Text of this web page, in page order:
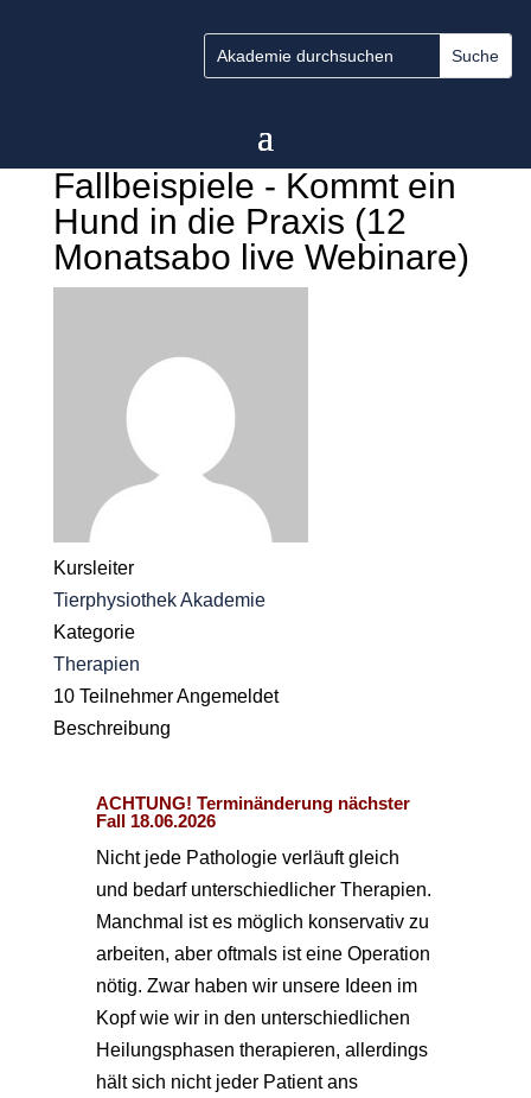
Fallbeispiele - Kommt ein
Hund in die Praxis (12
Monatsabo live Webinare)
Kursleiter
Tierphysiothek Akademie
Kategorie
Therapien
10 TeilnehmerAngemeldet
Beschreibung
ACHTUNG! Terminänderung nächster
Fall 18.06.2026
Nicht jede Pathologie verläuft gleich
und bedarf unterschiedlicher Therapien.
Manchmal ist es möglich konservativ zu
arbeiten, aber oftmals ist eine Operation
nötig. Zwar haben wir unsere Ideen im
Kopf wie wir in den unterschiedlichen
Heilungsphasen therapieren, allerdings
hält sich nicht jeder Patient ans